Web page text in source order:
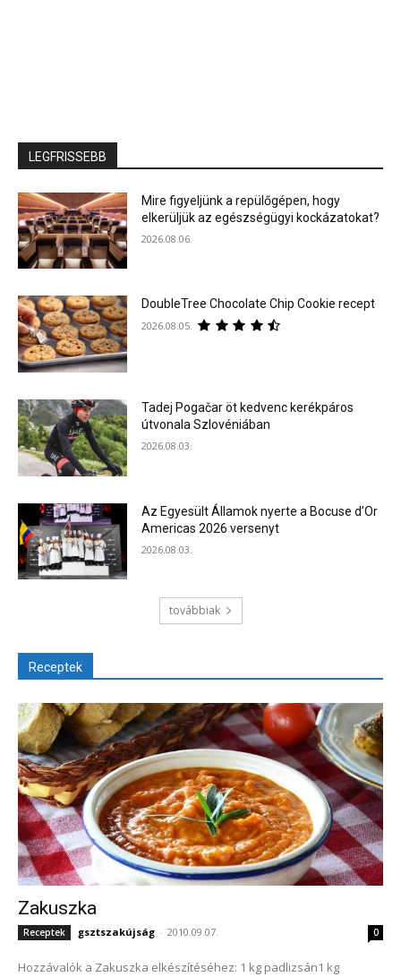
LEGFRISSEBB
Mire figyeljünk a repülőgépen, hogy
elkerüljük az egészségügyi kockázatokat?
2026.08.06.
DoubleTree Chocolate Chip Cookie recept
2026.08.05.
Tadej Pogačar öt kedvenc kerékpáros
útvonala Szlovéniában
2026.08.03.
Az Egyesült Államok nyerte a Bocuse d’Or
Americas 2026 versenyt
2026.08.03.
továbbiak
Receptek
Zakuszka
Receptek gsztszakújság - 2010.09.07. 0
Hozzávalók a Zakuszka elkészítéséhez: 1 kg padlizsán1 kg